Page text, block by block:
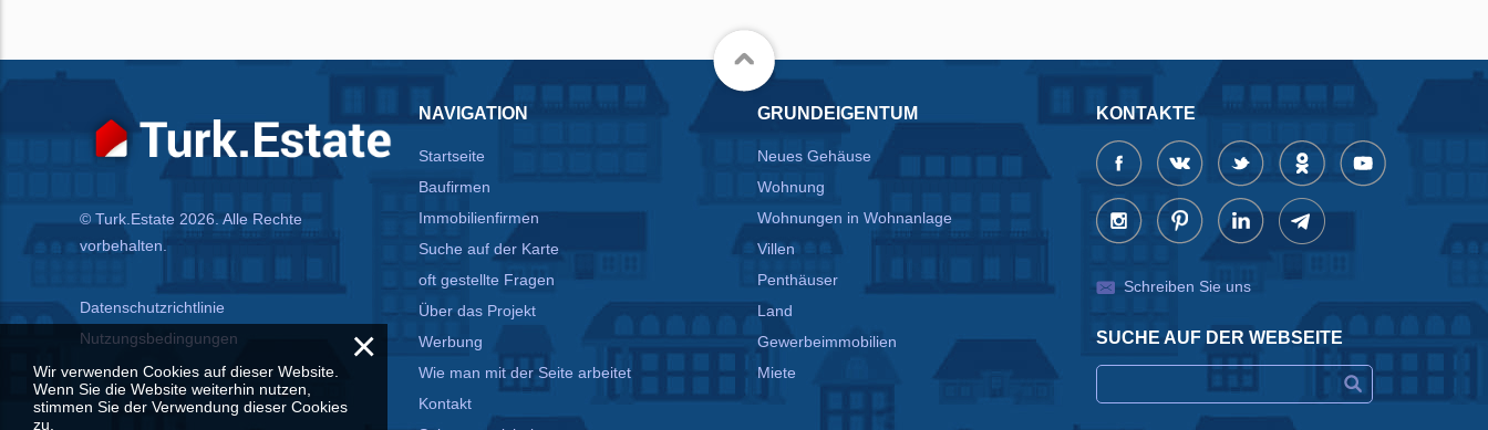
© Turk.Estate 2026. Alle Rechte
vorbehalten.
Datenschutzrichtlinie
Nutzungsbedingungen
NAVIGATION
Startseite
Baufirmen
Immobilienfirmen
Suche auf der Karte
oft gestellte Fragen
Über das Projekt
Werbung
Wie man mit der Seite arbeitet
Kontakt
GRUNDEIGENTUM
Neues Gehäuse
Wohnung
Wohnungen in Wohnanlage
Villen
Penthäuser
Land
Gewerbeimmobilien
Miete
KONTAKTE
Schreiben Sie uns
SUCHE AUF DER WEBSEITE
×
Wir verwenden Cookies auf dieser Website.
Wenn Sie die Website weiterhin nutzen,
stimmen Sie der Verwendung dieser Cookies
zu.